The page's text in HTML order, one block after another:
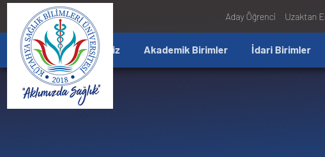
İçeriğe atla Aday Öğrenci Uzaktan
Üniversitemiz Akademik Birimler İdari Birimler